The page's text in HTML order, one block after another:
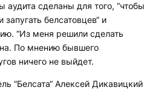
аудита сделаны для того, “чтобы
белсатовцев“ и
“Из меня решили сделать
По мнению бывшего
ничего не выйдет.
“Белсата“ Алексей Дикавицкий